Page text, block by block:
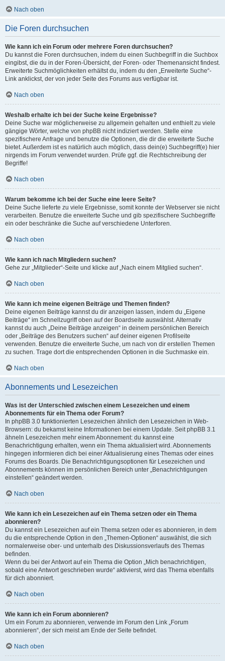
Nach oben
Die Foren durchsuchen
Wie kann ich ein Forum oder mehrere Foren durchsuchen?
Du kannst die Foren durchsuchen, indem du einen Suchbegriff in die Suchbox
eingibst, die du in der Foren-Übersicht, der Foren- oder Themenansicht findest.
Erweiterte Suchmöglichkeiten erhältst du, indem du den „Erweiterte Suche“-
Link anklickst, der von jeder Seite des Forums aus verfügbar ist.
Nach oben
Weshalb erhalte ich bei der Suche keine Ergebnisse?
Deine Suche war möglicherweise zu allgemein gehalten und enthielt zu viele
gängige Wörter, welche von phpBB nicht indiziert werden. Stelle eine
spezifischere Anfrage und benutze die Optionen, die dir die erweiterte Suche
bietet. Außerdem ist es natürlich auch möglich, dass dein(e) Suchbegriff(e) hier
nirgends im Forum verwendet wurden. Prüfe ggf. die Rechtschreibung der
Begriffe!
Nach oben
Warum bekomme ich bei der Suche eine leere Seite?
Deine Suche lieferte zu viele Ergebnisse, somit konnte der Webserver sie nicht
verarbeiten. Benutze die erweiterte Suche und gib spezifischere Suchbegriffe
ein oder beschränke die Suche auf verschiedene Unterforen.
Nach oben
Wie kann ich nach Mitgliedern suchen?
Gehe zur „Mitglieder“-Seite und klicke auf „Nach einem Mitglied suchen“.
Nach oben
Wie kann ich meine eigenen Beiträge und Themen finden?
Deine eigenen Beiträge kannst du dir anzeigen lassen, indem du „Eigene
Beiträge“ im Schnellzugriff oben auf der Boardseite auswählst. Alternativ
kannst du auch „Deine Beiträge anzeigen“ in deinem persönlichen Bereich
oder „Beiträge des Benutzers suchen“ auf deiner eigenen Profilseite
verwenden. Benutze die erweiterte Suche, um nach von dir erstellen Themen
zu suchen. Trage dort die entsprechenden Optionen in die Suchmaske ein.
Nach oben
Abonnements und Lesezeichen
Was ist der Unterschied zwischen einem Lesezeichen und einem
Abonnements für ein Thema oder Forum?
In phpBB 3.0 funktionierten Lesezeichen ähnlich den Lesezeichen in Web-
Browsern: du bekamst keine Informationen bei einem Update. Seit phpBB 3.1
ähneln Lesezeichen mehr einem Abonnement: du kannst eine
Benachrichtigung erhalten, wenn ein Thema aktualisiert wird. Abonnements
hingegen informieren dich bei einer Aktualisierung eines Themas oder eines
Forums des Boards. Die Benachrichtigungsoptionen für Lesezeichen und
Abonnements können im persönlichen Bereich unter „Benachrichtigungen
einstellen“ geändert werden.
Nach oben
Wie kann ich ein Lesezeichen auf ein Thema setzen oder ein Thema
abonnieren?
Du kannst ein Lesezeichen auf ein Thema setzen oder es abonnieren, in dem
du die entsprechende Option in den „Themen-Optionen“ auswählst, die sich
normalerweise ober- und unterhalb des Diskussionsverlaufs des Themas
befinden.
Wenn du bei der Antwort auf ein Thema die Option „Mich benachrichtigen,
sobald eine Antwort geschrieben wurde“ aktivierst, wird das Thema ebenfalls
für dich abonniert.
Nach oben
Wie kann ich ein Forum abonnieren?
Um ein Forum zu abonnieren, verwende im Forum den Link „Forum
abonnieren“, der sich meist am Ende der Seite befindet.
Nach oben